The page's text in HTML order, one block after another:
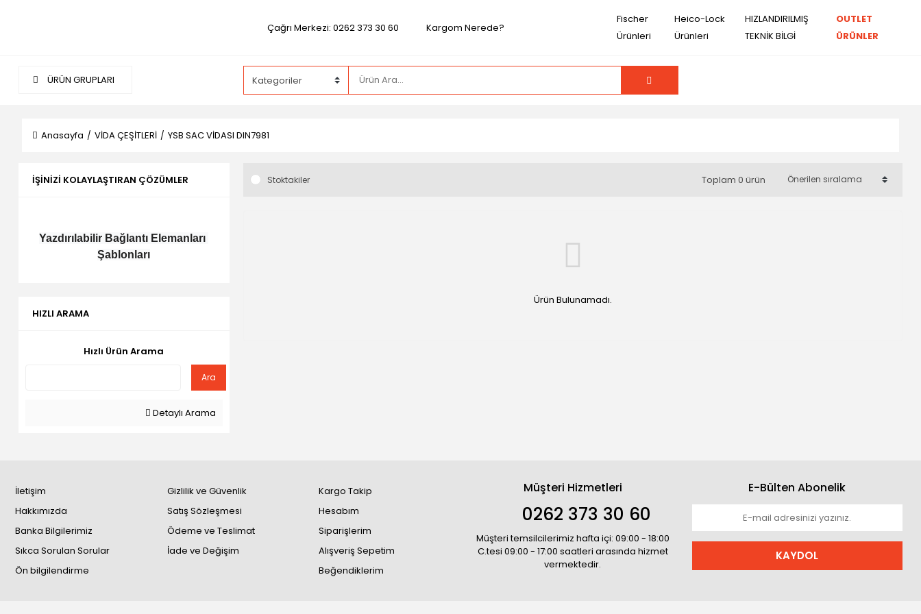
Çağrı Merkezi: 0262 373 30 60 Kargom Nerede?
Fischer
Ürünleri
Heico-Lock
Ürünleri
HIZLANDIRILMIŞ
TEKNİK BİLGİ
OUTLET
ÜRÜNLER
ÜRÜN GRUPLARI
Anasayfa VİDA ÇEŞİTLERİ YSB SAC VİDASI DIN7981
İŞINIZI KOLAYLAŞTIRAN ÇÖZÜMLER
Yazdırılabilir Bağlantı Elemanları
Şablonları
HIZLI ARAMA
Hızlı Ürün Arama
Ara
Detaylı Arama
Stoktakiler Toplam 0 ürün
Ürün Bulunamadı.
İletişim
Hakkımızda
Banka Bilgilerimiz
Sıkca Sorulan Sorular
Ön bilgilendirme
Gizlilik ve Güvenlik
Satış Sözleşmesi
Ödeme ve Teslimat
İade ve Değişim
Kargo Takip
Hesabım
Siparişlerim
Alışveriş Sepetim
Beğendiklerim
Müşteri Hizmetleri
0262 373 30 60
Müşteri temsilcilerimiz hafta içi: 09:00 - 18:00
C.tesi 09:00 - 17:00 saatleri arasında hizmet
vermektedir.
E-Bülten Abonelik
KAYDOL